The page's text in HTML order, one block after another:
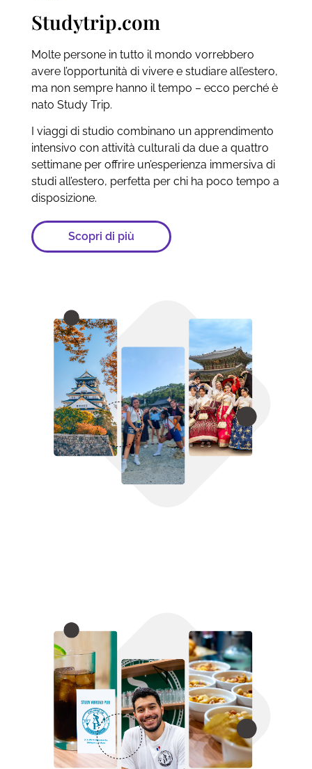
Studytrip.com
Molte persone in tutto il mondo vorrebbero
avere l’opportunità di vivere e studiare all’estero,
ma non sempre hanno il tempo – ecco perché è
nato Study Trip.
I viaggi di studio combinano un apprendimento
intensivo con attività culturali da due a quattro
settimane per offrire un’esperienza immersiva di
studi all’estero, perfetta per chi ha poco tempo a
disposizione.
Scopri di più